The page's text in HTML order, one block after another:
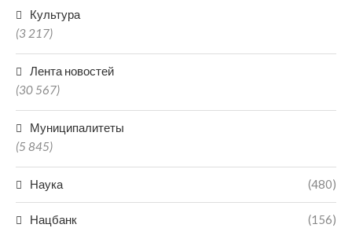
Культура
(3 217)
Лента новостей
(30 567)
Муниципалитеты
(5 845)
Наука (480)
Нацбанк (156)